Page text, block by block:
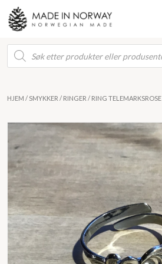
Products
search
HJEM / SMYKKER / RINGER / RING TELEMARKSROSE